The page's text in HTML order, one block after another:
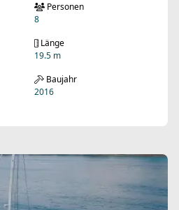
Personen
8
Länge
19.5 m
Baujahr
2016